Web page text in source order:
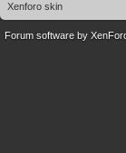
Xenforo skin
Forum software by